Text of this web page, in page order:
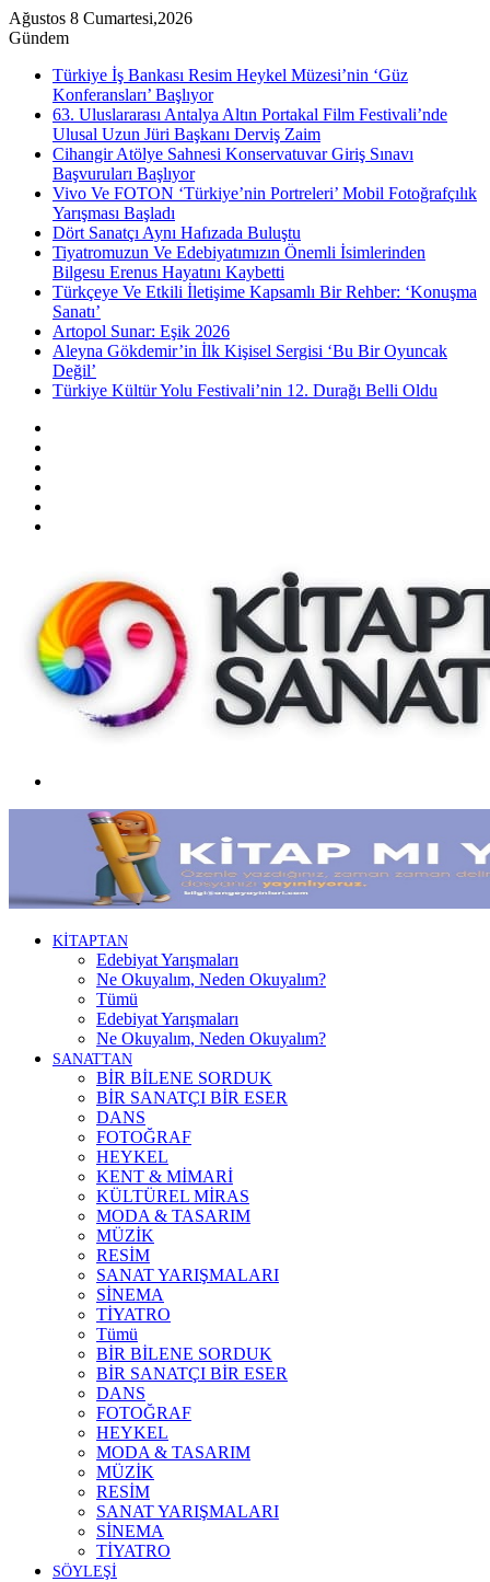
Ağustos 8 Cumartesi,2026
Gündem
Türkiye İş Bankası Resim Heykel Müzesi’nin ‘Güz
Konferansları’ Başlıyor
63. Uluslararası Antalya Altın Portakal Film Festivali’nde
Ulusal Uzun Jüri Başkanı Derviş Zaim
Cihangir Atölye Sahnesi Konservatuvar Giriş Sınavı
Başvuruları Başlıyor
Vivo Ve FOTON ‘Türkiye’nin Portreleri’ Mobil Fotoğrafçılık
Yarışması Başladı
Dört Sanatçı Aynı Hafızada Buluştu
Tiyatromuzun Ve Edebiyatımızın Önemli İsimlerinden
Bilgesu Erenus Hayatını Kaybetti
Türkçeye Ve Etkili İletişime Kapsamlı Bir Rehber: ‘Konuşma
Sanatı’
Artopol Sunar: Eşik 2026
Aleyna Gökdemir’in İlk Kişisel Sergisi ‘Bu Bir Oyuncak
Değil’
Türkiye Kültür Yolu Festivali’nin 12. Durağı Belli Oldu
KİTAPTAN
Edebiyat Yarışmaları
Ne Okuyalım, Neden Okuyalım?
Tümü
Edebiyat Yarışmaları
Ne Okuyalım, Neden Okuyalım?
SANATTAN
BİR BİLENE SORDUK
BİR SANATÇI BİR ESER
DANS
FOTOĞRAF
HEYKEL
KENT & MİMARİ
KÜLTÜREL MİRAS
MODA & TASARIM
MÜZİK
RESİM
SANAT YARIŞMALARI
SİNEMA
TİYATRO
Tümü
BİR BİLENE SORDUK
BİR SANATÇI BİR ESER
DANS
FOTOĞRAF
HEYKEL
MODA & TASARIM
MÜZİK
RESİM
SANAT YARIŞMALARI
SİNEMA
TİYATRO
SÖYLEŞİ